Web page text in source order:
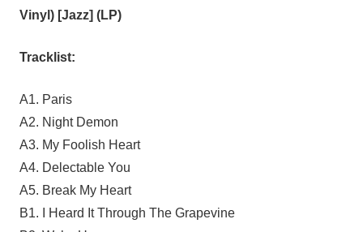
Vinyl) [Jazz] (LP)
Tracklist:
A1. Paris
A2. Night Demon
A3. My Foolish Heart
A4. Delectable You
A5. Break My Heart
B1. I Heard It Through The Grapevine